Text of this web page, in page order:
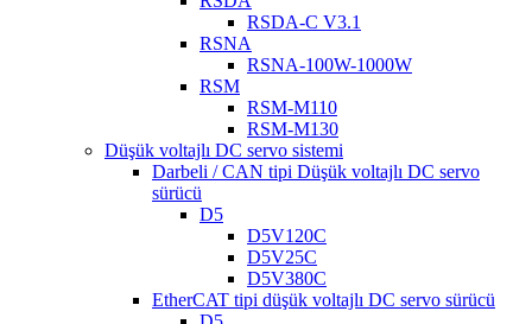
RSDA-C V3.1
RSNA
RSNA-100W-1000W
RSM
RSM-M110
RSM-M130
Düşük voltajlı DC servo sistemi
Darbeli / CAN tipi Düşük voltajlı DC servo
sürücü
D5
D5V120C
D5V25C
D5V380C
EtherCAT tipi düşük voltajlı DC servo sürücü